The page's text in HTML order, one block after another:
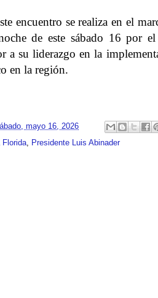
encuentro se realiza en el
de este sábado 16 por
a su liderazgo en la
en la región.
mayo 16, 2026
Florida, Presidente Luis Abinader